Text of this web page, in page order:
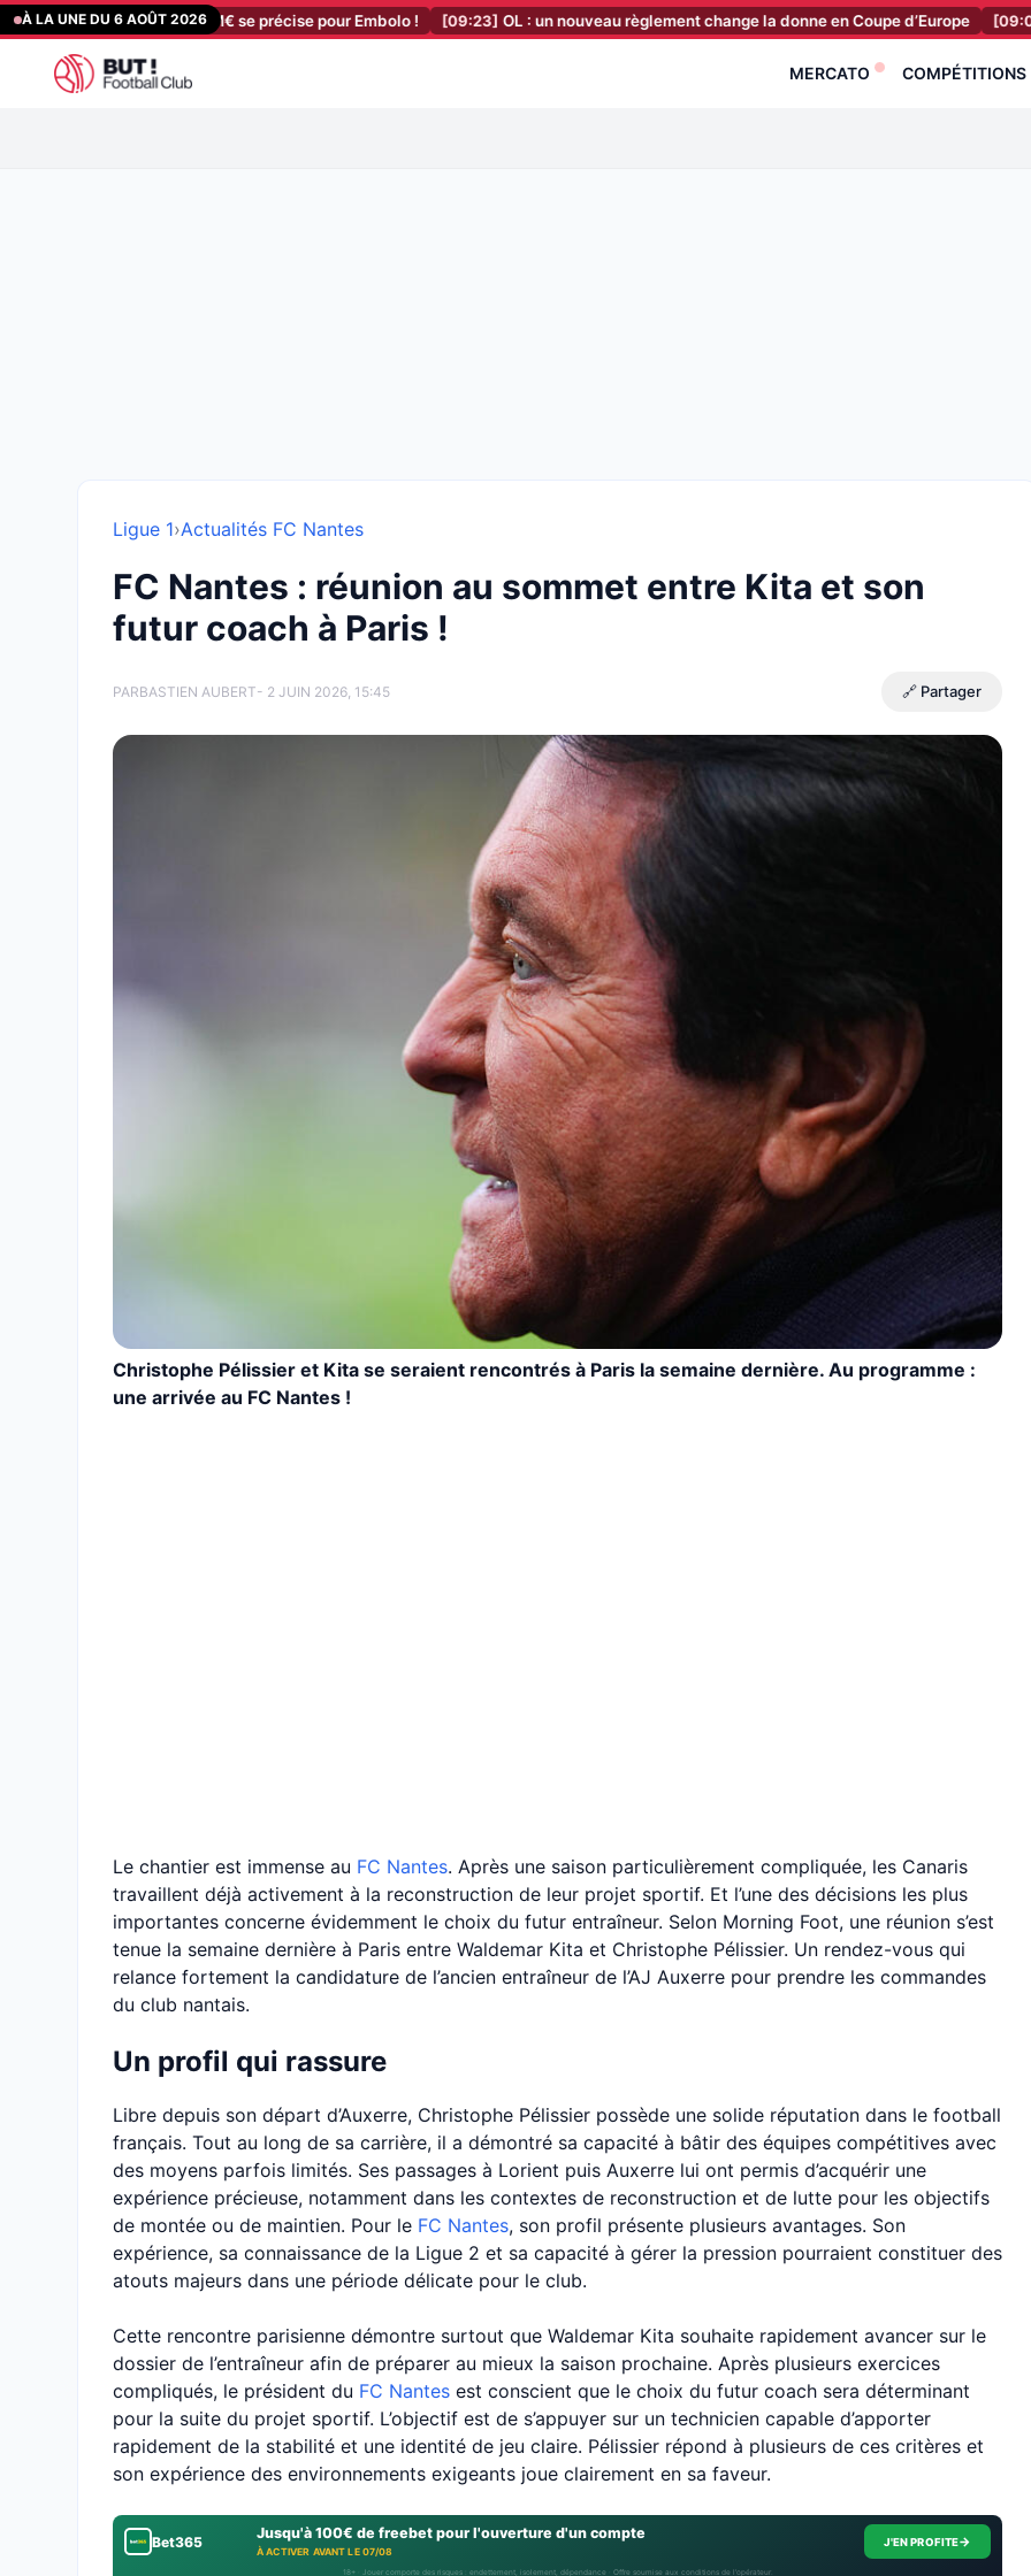
Aller
au
contenu
À LA UNE DU 6 AOÛT 2026
: la vente à 15 M€ se précise pour Embolo ! [09:23] OL : un nouveau règlement change la donne en Coupe d’Europe [09:03]
MERCATO COMPÉTITIONS
Ligue 1›Actualités FC Nantes
FC Nantes : réunion au sommet entre Kita et son
futur coach à Paris !
PARBASTIEN AUBERT- 2 JUIN 2026, 15:45 🔗 Partager
Christophe Pélissier et Kita se seraient rencontrés à Paris la semaine dernière. Au programme :
une arrivée au FC Nantes !
Le chantier est immense au FC Nantes. Après une saison particulièrement compliquée, les Canaris
travaillent déjà activement à la reconstruction de leur projet sportif. Et l’une des décisions les plus
importantes concerne évidemment le choix du futur entraîneur. Selon Morning Foot, une réunion s’est
tenue la semaine dernière à Paris entre Waldemar Kita et Christophe Pélissier. Un rendez-vous qui
relance fortement la candidature de l’ancien entraîneur de l’AJ Auxerre pour prendre les commandes
du club nantais.
Un profil qui rassure
Libre depuis son départ d’Auxerre, Christophe Pélissier possède une solide réputation dans le football
français. Tout au long de sa carrière, il a démontré sa capacité à bâtir des équipes compétitives avec
des moyens parfois limités. Ses passages à Lorient puis Auxerre lui ont permis d’acquérir une
expérience précieuse, notamment dans les contextes de reconstruction et de lutte pour les objectifs
de montée ou de maintien. Pour le FC Nantes, son profil présente plusieurs avantages. Son
expérience, sa connaissance de la Ligue 2 et sa capacité à gérer la pression pourraient constituer des
atouts majeurs dans une période délicate pour le club.
Cette rencontre parisienne démontre surtout que Waldemar Kita souhaite rapidement avancer sur le
dossier de l’entraîneur afin de préparer au mieux la saison prochaine. Après plusieurs exercices
compliqués, le président du FC Nantes est conscient que le choix du futur coach sera déterminant
pour la suite du projet sportif. L’objectif est de s’appuyer sur un technicien capable d’apporter
rapidement de la stabilité et une identité de jeu claire. Pélissier répond à plusieurs de ces critères et
son expérience des environnements exigeants joue clairement en sa faveur.
Bet365 Jusqu'à 100€ de freebet pour l'ouverture d'un compte
À ACTIVER AVANT LE 07/08
J'EN PROFITE→
18+ · Jouer comporte des risques : endettement, isolement, dépendance · Offre soumise aux conditions de l’opérateur.